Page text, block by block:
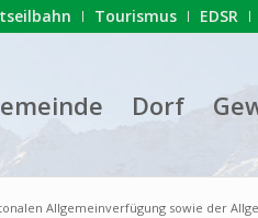
Tourismus EDSR
Dorf
Allgemeinverfügung sowie der